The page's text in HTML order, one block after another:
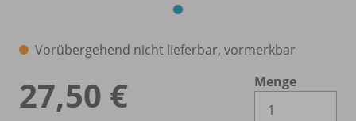
Vorübergehend nicht lieferbar, vormerkbar
27,50 €
Menge